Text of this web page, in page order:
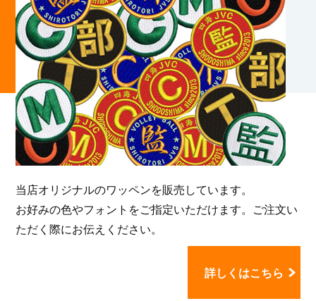
当店オリジナルのワッペンを販売しています。
お好みの色やフォントをご指定いただけます。ご注文い
ただく際にお伝えください。
詳しくはこちら